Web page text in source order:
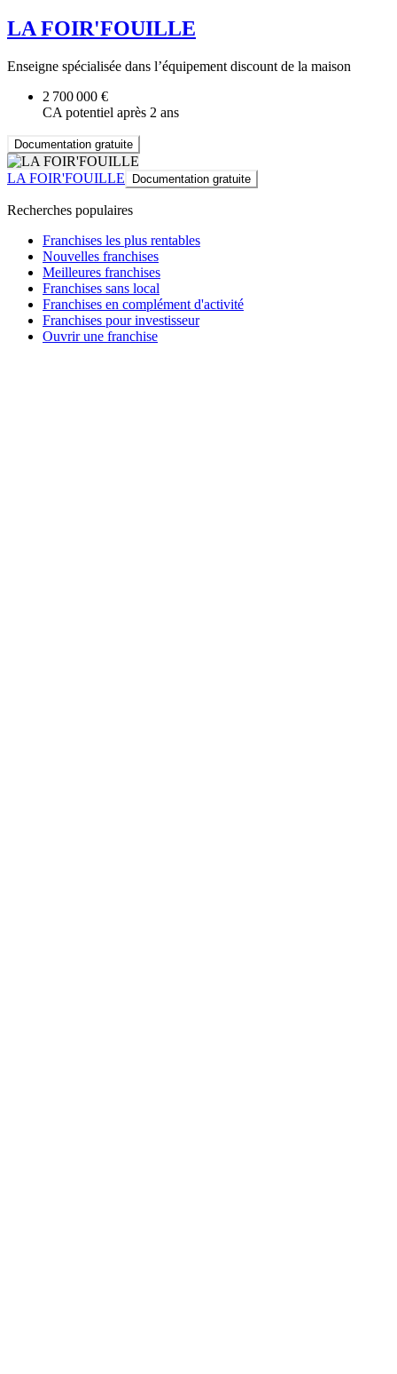
LA FOIR'FOUILLE
Enseigne spécialisée dans l’équipement discount de la maison
2 700 000 €
CA potentiel après 2 ans
Documentation gratuite
LA FOIR'FOUILLE Documentation gratuite
Recherches populaires
Franchises les plus rentables
Nouvelles franchises
Meilleures franchises
Franchises sans local
Franchises en complément d'activité
Franchises pour investisseur
Ouvrir une franchise